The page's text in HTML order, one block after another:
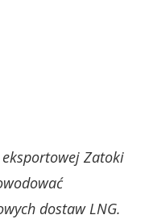
Zatoki
dostaw LNG.